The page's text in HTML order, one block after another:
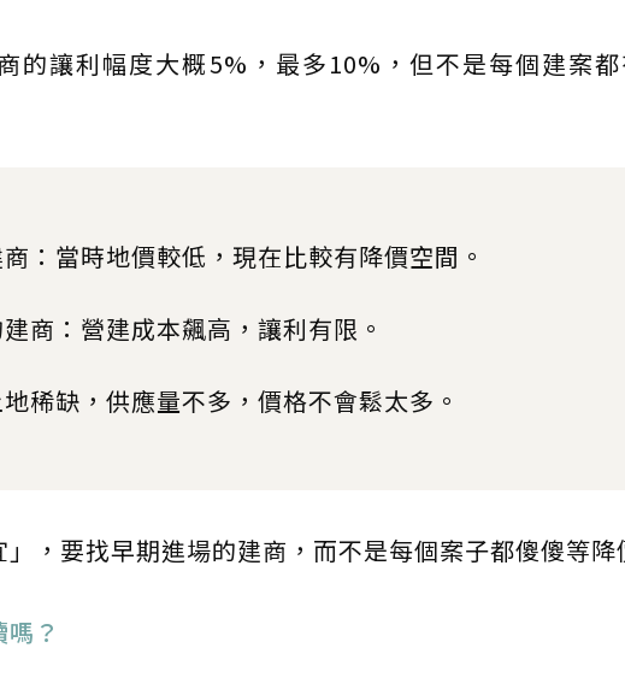
的讓利幅度大概5%，最多10%，但不是每個建案
：當時地價較低，現在比較有降價空間。
商：營建成本飆高，讓利有限。
稀缺，供應量不多，價格不會鬆太多。
，要找早期進場的建商，而不是每個案子都傻傻等降
？